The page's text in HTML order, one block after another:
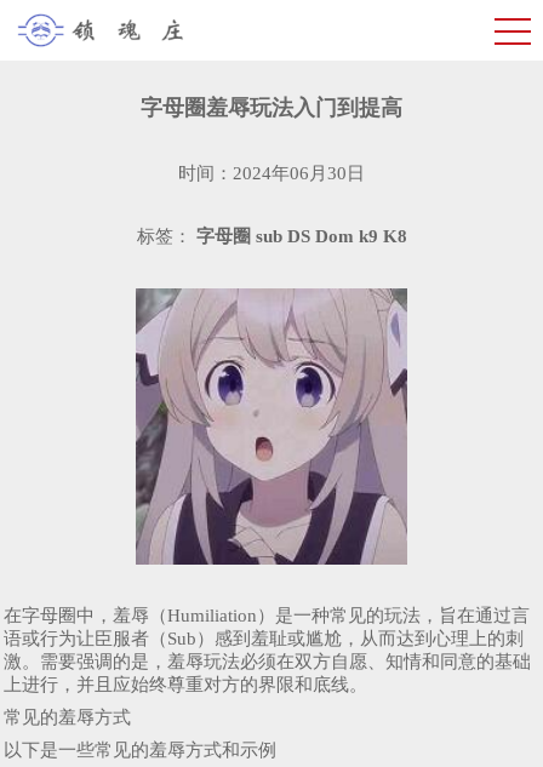
字母圈羞辱玩法入门到提高
时间：2024年06月30日
标签： 字母圈 sub DS Dom k9 K8
在字母圈中，羞辱（Humiliation）是一种常见的玩法，旨在通过言
语或行为让臣服者（Sub）感到羞耻或尴尬，从而达到心理上的刺
激。需要强调的是，羞辱玩法必须在双方自愿、知情和同意的基础
上进行，并且应始终尊重对方的界限和底线。
常见的羞辱方式
以下是一些常见的羞辱方式和示例